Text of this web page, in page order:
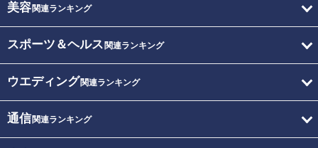
美容関連ランキング
スポーツ＆ヘルス 関連ランキング
ウエディング関連ランキング
通信関連ランキング